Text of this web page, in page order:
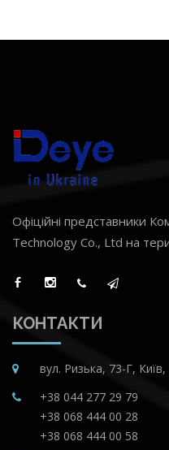
Офіційні представники
Technology Co., Ltd на
КОНТАКТИ
вул. Ризька, 73-Г, Київ,
+38 044 277 29 79
+38 068 444 00 28
+38 068 444 00 58